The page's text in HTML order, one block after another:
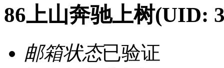
86上山奔驰上树(UID:
邮箱状态已验证